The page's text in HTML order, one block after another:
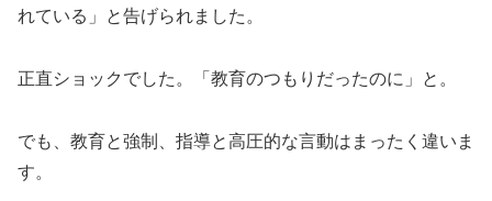
れている」と告げられました。
正直ショックでした。「教育のつもりだったのに」と。
でも、教育と強制、指導と高圧的な言動はまったく違いま
す。